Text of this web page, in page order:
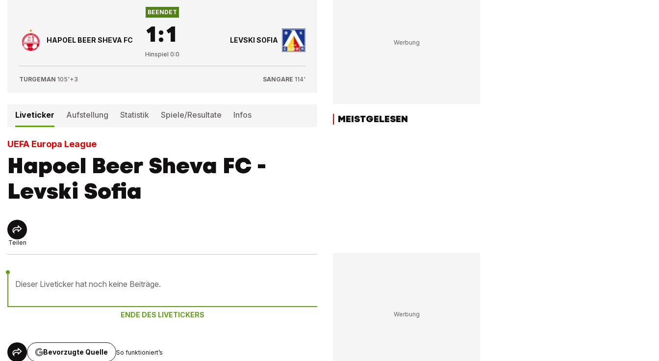
HAPOEL BEER SHEVA FC
BEENDET
1:1
Hinspiel 0:0
LEVSKI SOFIA
TURGEMAN 105'+3 SANGARE 114'
Liveticker Aufstellung Statistik Spiele/Resultate Infos
UEFA Europa League
Hapoel Beer Sheva FC -
Levski Sofia
Teilen
Dieser Liveticker hat noch keine Beiträge.
ENDE DES LIVETICKERS
Bevorzugte Quelle So funktioniert’s
MEISTGELESEN